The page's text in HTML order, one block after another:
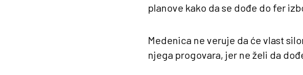
planove kako da se dođe do fer
Medenica ne veruje da će vlast
njega progovara, jer ne želi da